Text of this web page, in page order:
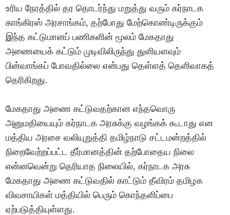
உரிய நேரத்தில் தர தொடர்ந்து மறுத்து வரும் கர்நாடக
காங்கிரஸ் அரசாங்கம், தற்போது மேற்கொண்டிருக்கும்
இந்த கட்டுமானப் பணிகளின் மூலம் மேகதாது
அணையைக் கட்டும் முடிவிலிருந்து துளியளவும்
பின்வாங்கப் போவதில்லை என்பது தெள்ளத் தெளிவாகத்
தெரிகிறது.
மேகதாது அணை கட்டுவதற்கான எந்தவொரு
அனுமதியையும் கர்நாடக அரசுக்கு வழங்கக் கூடாது என
மத்திய அரசை வலியுறுத்தி தமிழ்நாடு சட்டமன்றத்தில்
நிறைவேற்றப்பட்ட தீர்மானத்தின் தற்போதைய நிலை
என்னவென்று தெரியாத நிலையில், கர்நாடக அரசு
மேகதாது அணை கட்டுவதில் காட்டும் தீவிரம் தமிழக
விவசாயிகள் மத்தியில் பெரும் கொந்தளிப்பை
ஏற்படுத்தியுள்ளது.